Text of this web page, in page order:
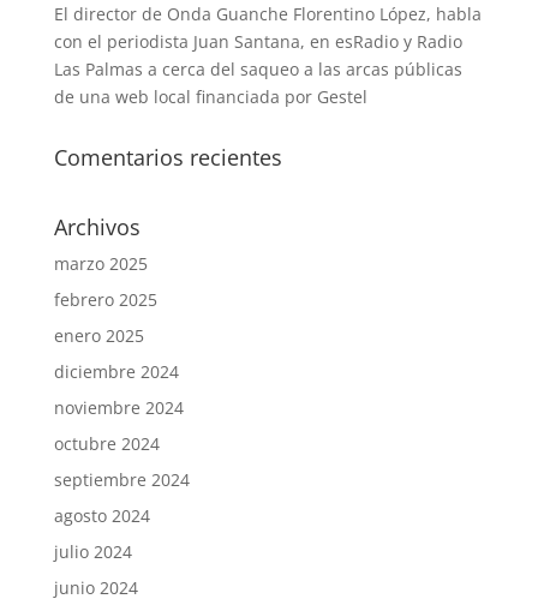
El director de Onda Guanche Florentino López, habla
con el periodista Juan Santana, en esRadio y Radio
Las Palmas a cerca del saqueo a las arcas públicas
de una web local financiada por Gestel
Comentarios recientes
Archivos
marzo 2025
febrero 2025
enero 2025
diciembre 2024
noviembre 2024
octubre 2024
septiembre 2024
agosto 2024
julio 2024
junio 2024